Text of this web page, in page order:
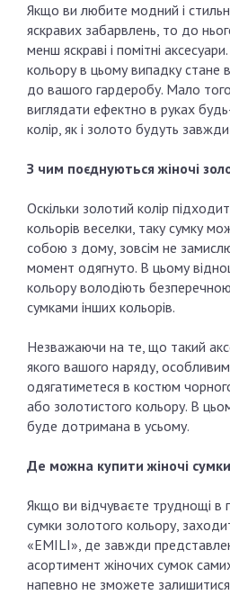
Якщо ви любите модний і
яскравих забарвлень, то до
менш яскраві і помітні
кольору в цьому випадку стане
до вашого гардеробу. Мало
виглядати ефектно в руках
колір, як і золото будуть
З чим поєднуються жіночі
Оскільки золотий колір
кольорів веселки, таку сумку
собою з дому, зовсім не
момент одягнуто. В цьому
кольору володіють
сумками інших кольорів.
Незважаючи на те, що такий
якого вашого наряду,
одягатиметеся в костюм
або золотистого кольору. В
буде дотримана в усьому.
Де можна купити жіночі
Якщо ви відчуваєте труднощі в
сумки золотого кольору,
«EMILI», де завжди
асортимент жіночих сумок
напевно не зможете